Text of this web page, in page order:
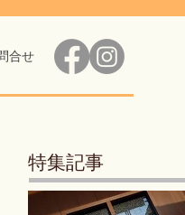
合せ
特集記事